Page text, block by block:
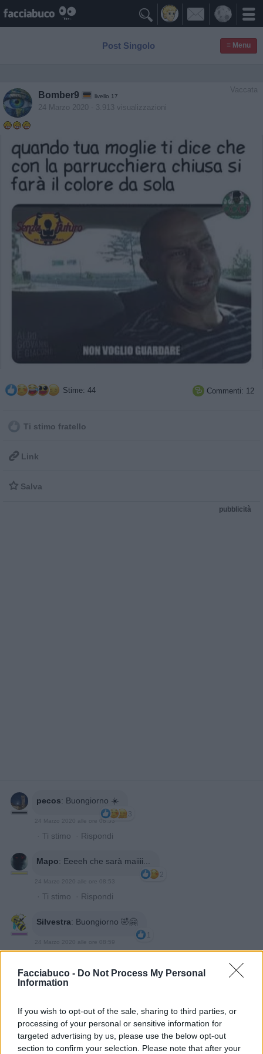
Facciabuco - Do Not Process My Personal
Information
If you wish to opt-out of the sale, sharing to third parties, or
processing of your personal or sensitive information for
targeted advertising by us, please use the below opt-out
section to confirm your selection. Please note that after your

Post Singolo ≡ Menu
Vaccata
Bomber9 livello 17
24 Marzo 2020 - 3.913 visualizzazioni
Stime: 44  Commenti: 12
Ti stimo fratello
 Link
 Salva
pubblicità
pecos: Buongiorno ☀️
3
24 Marzo 2020 alle ore 08:53
· Ti stimo · Rispondi
Mapo: Eeeeh che sarà maiiii...
2
24 Marzo 2020 alle ore 08:53
· Ti stimo · Rispondi
Silvestra: Buongiorno 🤣🤗
1
24 Marzo 2020 alle ore 08:59
Isa:Magari la sottovaluti 😄
·
😂😂😂 a sorpresa! 😂 buongiorno